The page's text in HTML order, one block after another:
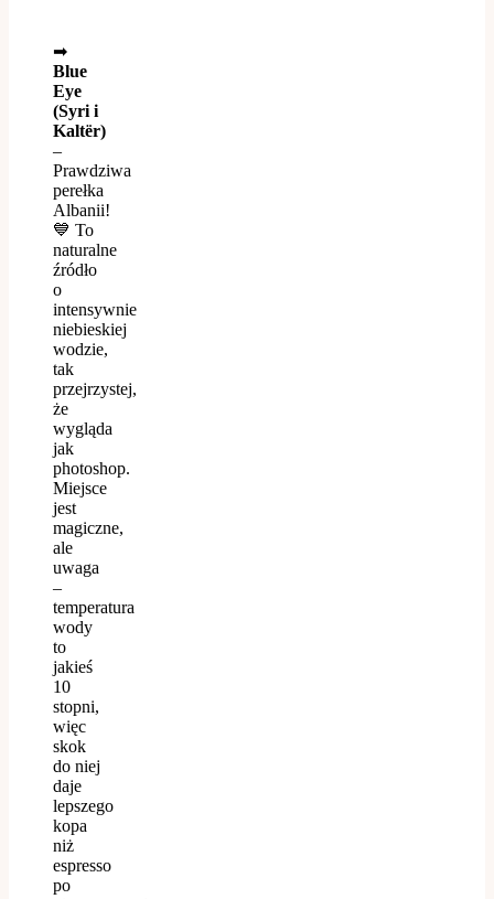
➡
Blue
Eye
(Syri i
Kaltër)
–
Prawdziwa
perełka
Albanii!
💙 To
naturalne
źródło
o
intensywnie
niebieskiej
wodzie,
tak
przejrzystej,
że
wygląda
jak
photoshop.
Miejsce
jest
magiczne,
ale
uwaga
–
temperatura
wody
to
jakieś
10
stopni,
więc
skok
do niej
daje
lepszego
kopa
niż
espresso
po